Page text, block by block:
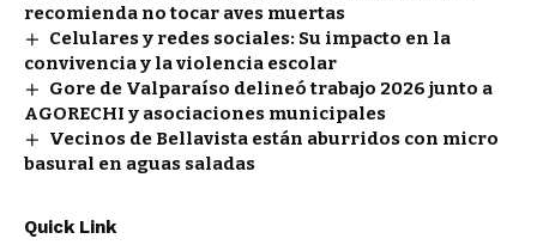
recomienda no tocar aves muertas
Celulares y redes sociales: Su impacto en la
convivencia y la violencia escolar
Gore de Valparaíso delineó trabajo 2026 junto a
AGORECHI y asociaciones municipales
Vecinos de Bellavista están aburridos con micro
basural en aguas saladas
Quick Link